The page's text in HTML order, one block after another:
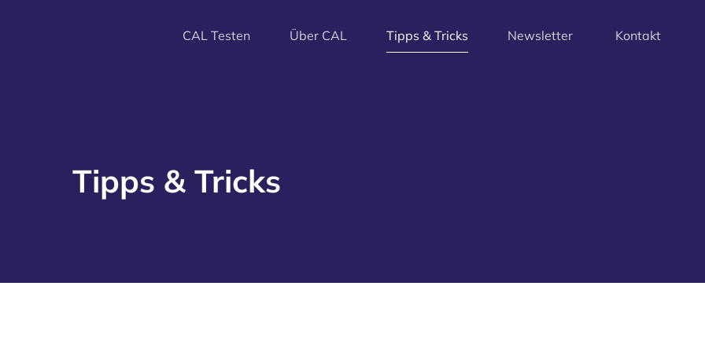
CAL Testen Über CAL Tipps & Tricks Newsletter Kontakt
Tipps & Tricks